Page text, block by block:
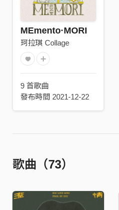
MEmento·MORI
珂拉琪 Collage
9 首歌曲
發布時間 2021-12-22
歌曲（73）